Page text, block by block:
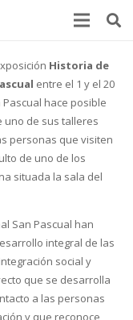
Historia de
entre el 1 y el 20
Pascual hace posible
uno de sus talleres
personas que visiten
de uno de los
situada la sala del
San Pascual han
integral de las
social y
que se desarrolla
a las personas
y que reconoce